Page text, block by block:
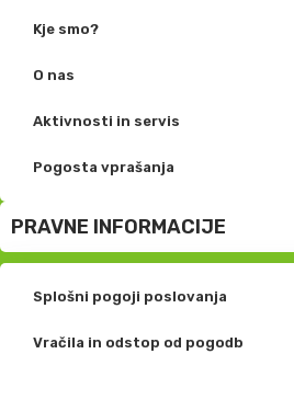
Kje smo?
O nas
Aktivnosti in servis
Pogosta vprašanja
PRAVNE INFORMACIJE
Splošni pogoji poslovanja
Vračila in odstop od pogodb